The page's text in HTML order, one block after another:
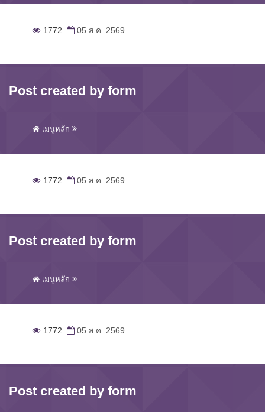
1772 05 ส.ค. 2569
Post created by form
เมนูหลัก
1772 05 ส.ค. 2569
Post created by form
เมนูหลัก
1772 05 ส.ค. 2569
Post created by form